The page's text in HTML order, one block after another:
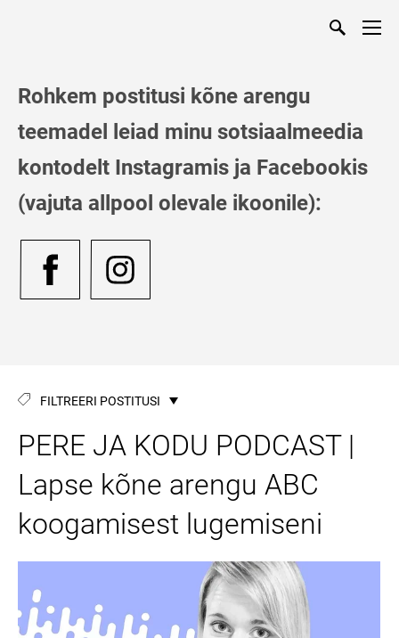
Rohkem postitusi kõne arengu
teemadel leiad minu sotsiaalmeedia
kontodelt Instagramis ja Facebookis
(vajuta allpool olevale ikoonile):
FILTREERI POSTITUSI
PERE JA KODU PODCAST |
Lapse kõne arengu ABC
koogamisest lugemiseni